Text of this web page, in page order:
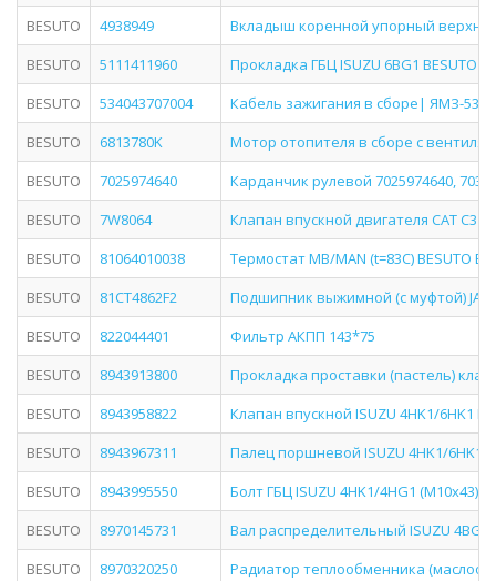
BESUTO
4938949
Вкладыш коренной упорный
BESUTO
5111411960
Прокладка ГБЦ ISUZU 6BG1 BESUTO
BESUTO
534043707004
Кабель зажигания в сборе| ЯМЗ-
BESUTO
6813780K
Мотор отопителя в сборе с
BESUTO
7025974640
Карданчик рулевой 7025974640,
BESUTO
7W8064
Клапан впускной двигателя CAT
BESUTO
81064010038
Термостат MB/MAN (t=83C) BESUTO
BESUTO
81CT4862F2
Подшипник выжимной (с муфтой) JAC
BESUTO
822044401
Фильтр АКПП 143*75
BESUTO
8943913800
Прокладка проставки (пастель)
BESUTO
8943958822
Клапан впускной ISUZU 4HK1/6HK1
BESUTO
8943967311
Палец поршневой ISUZU 4HK1/6HK1
BESUTO
8943995550
Болт ГБЦ ISUZU 4HK1/4HG1 (М10х43)
BESUTO
8970145731
Вал распределительный ISUZU 4BG1
BESUTO
8970320250 Радиатор теплообменника